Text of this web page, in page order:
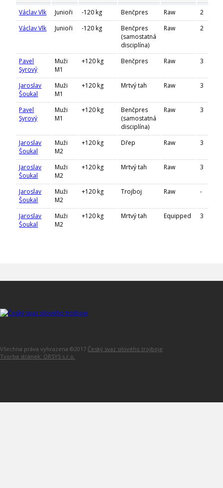
Václav Vlk
Junioři -120 kg Benčpres Raw
2
Václav Vlk
Junioři -120 kg
Benčpres
(samostatná
disciplína)
Raw 2
Pavel
Syrový
Muži
M1
+120 kg Benčpres Raw 3
Jaroslav
Šoukal
Muži
M1
+120 kg Mrtvý tah Raw 3
Pavel
Syrový
Muži
M1
+120 kg
Benčpres
(samostatná
disciplína)
Raw 3
Jaroslav
Šoukal
Muži
M2
+120 kg Dřep Raw 3
Jaroslav
Šoukal
Muži
M2
+120 kg Mrtvý tah Raw 3
Jaroslav
Šoukal
Muži
M2
+120 kg Trojboj Raw -
Jaroslav
Šoukal
Muži
M2
+120 kg Mrtvý tah Equipped 3
Všechna práva vyhrazena ©2017 Český svaz silového trojboje
Tvorba stránek: ORSYS s.r.o.